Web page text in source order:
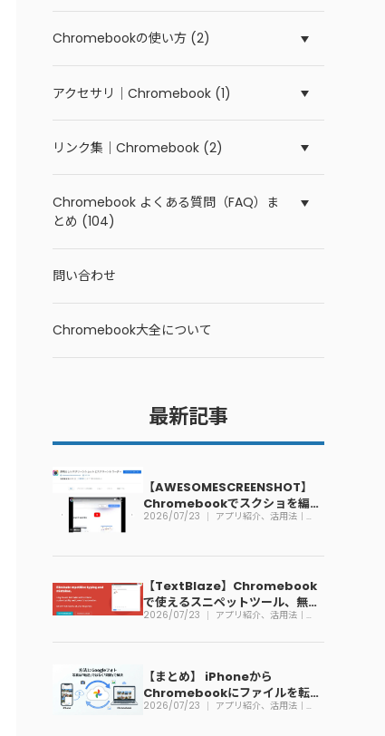
Chromebookの使い方 (2)
アクセサリ｜Chromebook (1)
リンク集｜Chromebook (2)
Chromebook よくある質問（FAQ）ま
とめ (104)
問い合わせ
Chromebook大全について
最新記事
【AWESOMESCREENSHOT】
Chromebookでスクショを編集
できる拡張機能
2026/07/23 アプリ紹介、活用法｜
【TextBlaze】Chromebook
で使えるスニペットツール、無料
で利用可能
2026/07/23 アプリ紹介、活用法｜
【まとめ】 iPhoneから
Chromebookにファイルを転送
する方法
2026/07/23 アプリ紹介、活用法｜